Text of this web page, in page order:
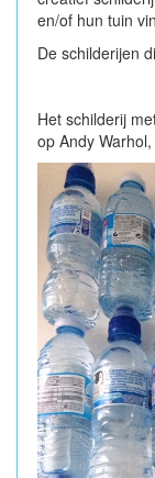
en/of hun tuin
De schilderijen
Het schilderij
op Andy